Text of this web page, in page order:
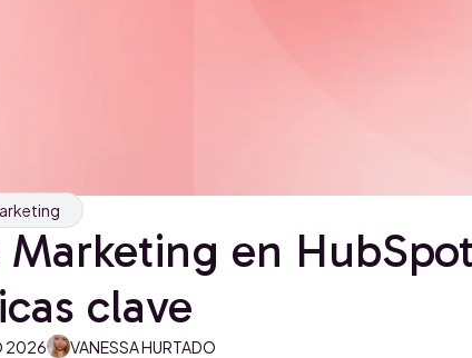
Marketing en
clave
2026 VANESSA HURTADO